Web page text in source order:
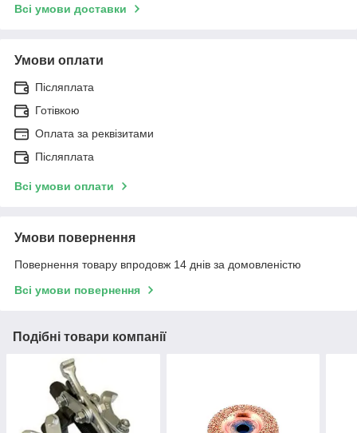
Всі умови доставки
Умови оплати
Післяплата
Готівкою
Оплата за реквізитами
Післяплата
Всі умови оплати
Умови повернення
Повернення товару впродовж 14 днів за домовленістю
Всі умови повернення
Подібні товари компанії